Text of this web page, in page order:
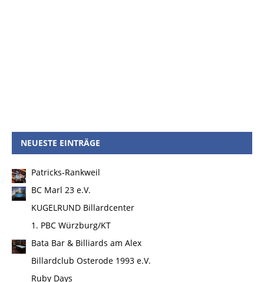
NEUESTE EINTRÄGE
Patricks-Rankweil
BC Marl 23 e.V.
KUGELRUND Billardcenter
1. PBC Würzburg/KT
Bata Bar & Billiards am Alex
Billardclub Osterode 1993 e.V.
Ruby Days